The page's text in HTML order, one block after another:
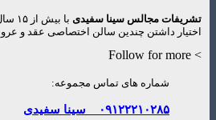
تشریفات مجالس سینا سفیدی
با
اختیار داشتن چندین سالن اختصاصی عقد و
> Follow for more
شماره های تماس مجموعه:
۰۹۱۲۲۲۱۰۲۸۵ سینا سفیدی